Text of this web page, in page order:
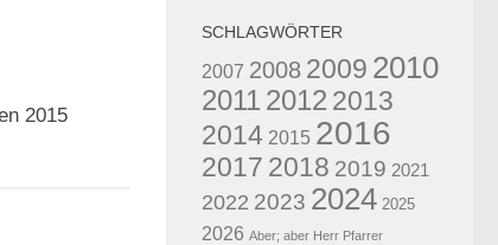
2015
SCHLAGWÖRTER
2007 2008 2009 2010
2011 2012 2013
2014 2015 2016
2017 2018 2019 2021
2022 2023 2024 2025
2026 Aber; aber Herr Pfarrer